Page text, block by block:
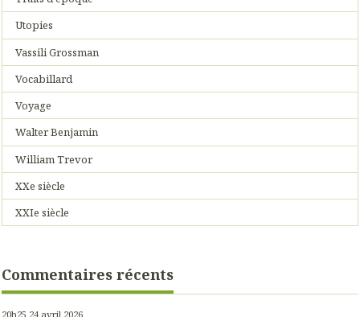
Utopies
Vassili Grossman
Vocabillard
Voyage
Walter Benjamin
William Trevor
XXe siècle
XXIe siècle
Commentaires récents
20h25 24 avril 2026